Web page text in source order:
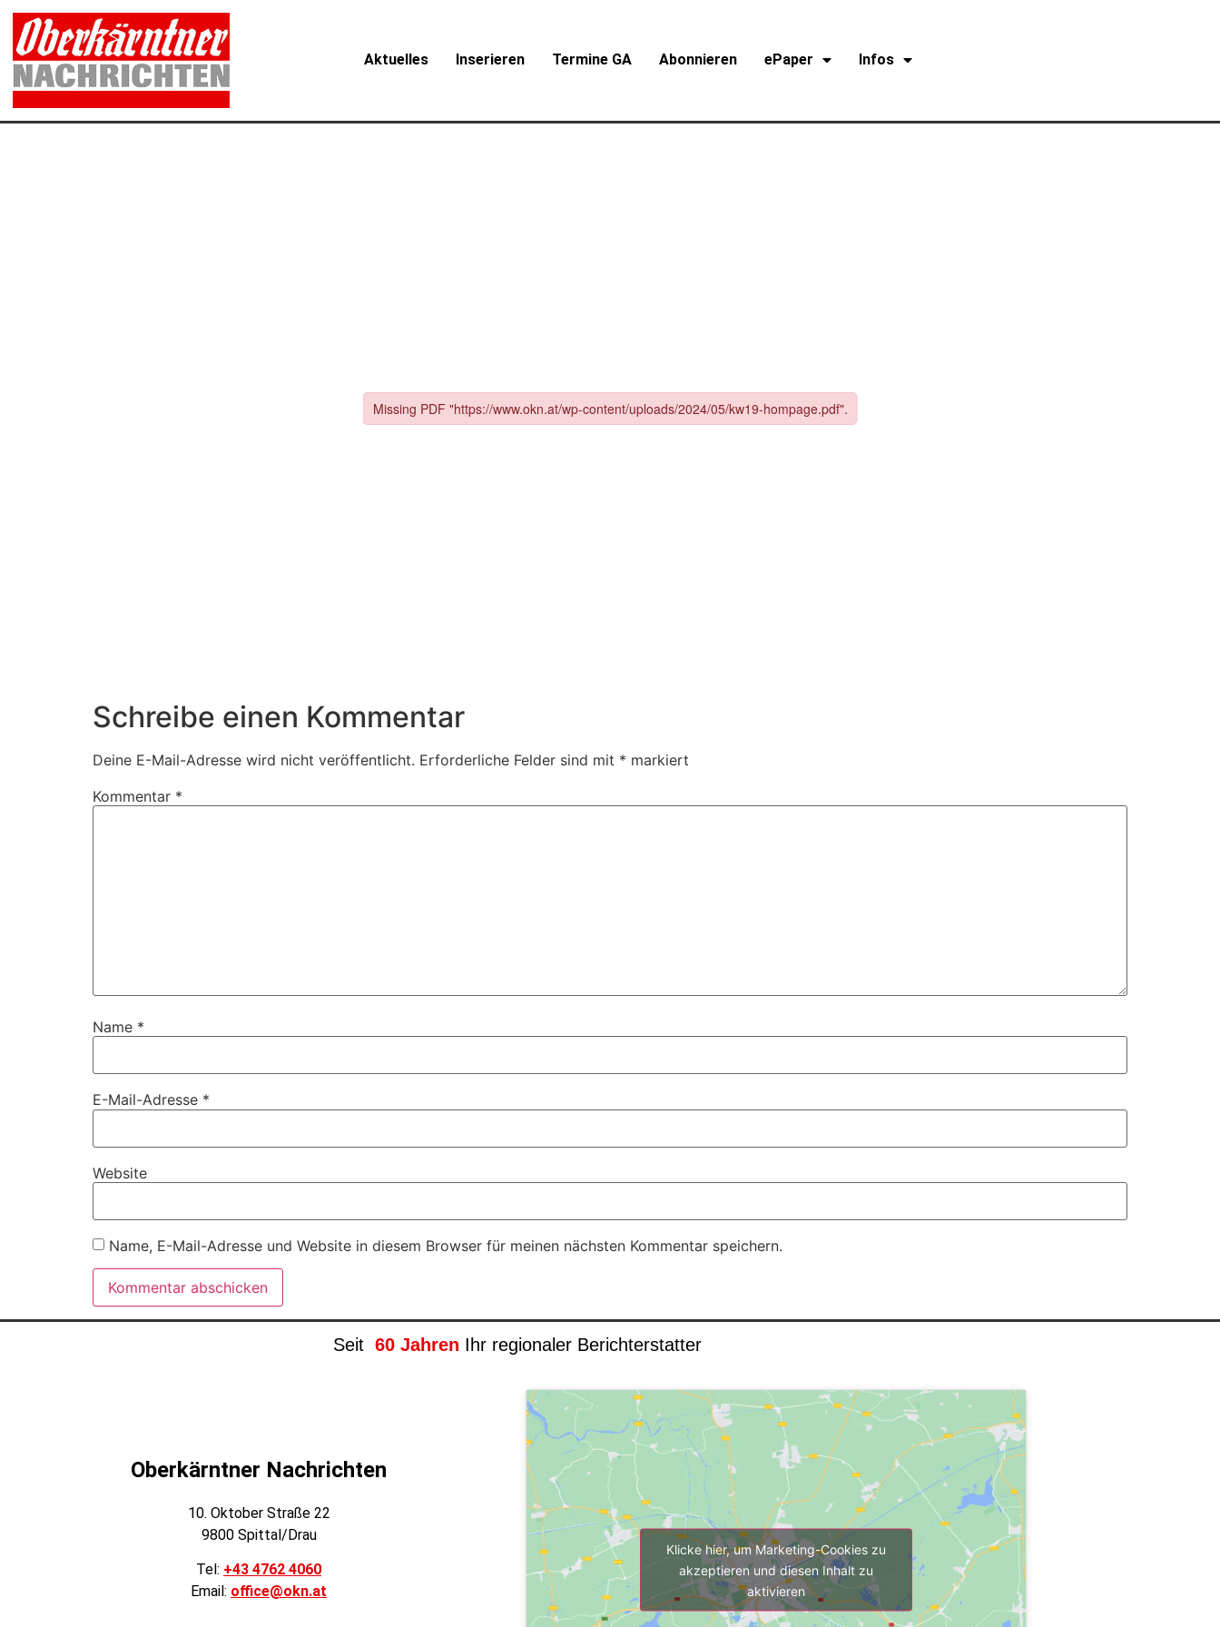
Aktuelles Inserieren Termine GA Abonnieren ePaper Infos
Schreibe einen Kommentar
Deine E-Mail-Adresse wird nicht veröffentlicht. Erforderliche Felder sind mit * markiert
Kommentar *
Name *
E-Mail-Adresse *
Website
Name, E-Mail-Adresse und Website in diesem Browser für meinen nächsten Kommentar speichern.
Seit 60 Jahren Ihr regionaler Berichterstatter
Oberkärntner Nachrichten
10. Oktober Straße 22
9800 Spittal/Drau
Tel: +43 4762 4060
Email: office@okn.at
Klicke hier, um Marketing-Cookies zu
akzeptieren und diesen Inhalt zu
aktivieren